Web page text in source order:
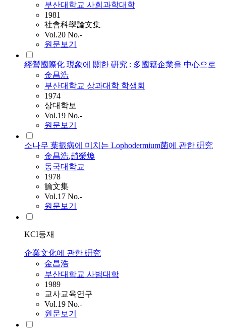
부산대학교 사회과학대학
1981
社會科學論文集
Vol.20 No.-
원문보기
經營國際化 現象에 關한 硏究 : 多國籍企業을 中心으로
金昌浩
부산대학교 상과대학 학생회
1974
상대학보
Vol.19 No.-
원문보기
소나무 葉振病에 미치는 Lophodermium菌에 관한 硏究
金昌浩,趙榮煥
동국대학교
1978
論文集
Vol.17 No.-
원문보기
KCI등재
企業文化에 관한 硏究
金昌浩
부산대학교 사범대학
1989
교사교육연구
Vol.19 No.-
원문보기